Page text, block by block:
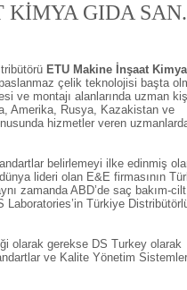
KİMYA GIDA
ETU Makine İnşaat Kimya
çelik teknolojisi başta
ve montajı alanlarında uzman
Amerika, Rusya, Kazakistan ve
hizmetler veren
belirlemeyi ilke edinmiş
lideri olan E&E firmasının
zamanda ABD’de saç bakım-cilt
Laboratories’in Türkiye
olarak gerekse DS Turkey olarak
ve Kalite Yönetim